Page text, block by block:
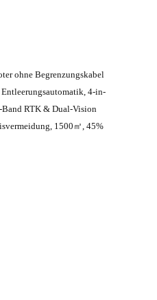
ohne Begrenzungskabel
4-in-
RTK & Dual-Vision
1500㎡, 45%